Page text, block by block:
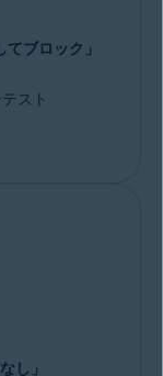
ブロック」
スト
し」